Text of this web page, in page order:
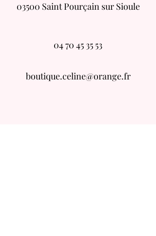
03500 Saint Pourçain sur Sioule
04 70 45 35 53
boutique.celine@orange.fr